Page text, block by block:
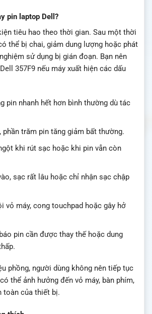
pin laptop Dell?
tiêu hao theo thời gian. Sau một thời
thể bị chai, giảm dung lượng hoặc phát
sử dụng bị gián đoạn. Bạn nên
357F9 nếu máy xuất hiện các dấu
pin nhanh hết hơn bình thường dù tác
trăm pin tăng giảm bất thường.
khi rút sạc hoặc khi pin vẫn còn
sạc rất lâu hoặc chỉ nhận sạc chập
vỏ máy, cong touchpad hoặc gây hở
pin cần được thay thế hoặc dung
phồng, người dùng không nên tiếp tục
thể ảnh hưởng đến vỏ máy, bàn phím,
toàn của thiết bị.